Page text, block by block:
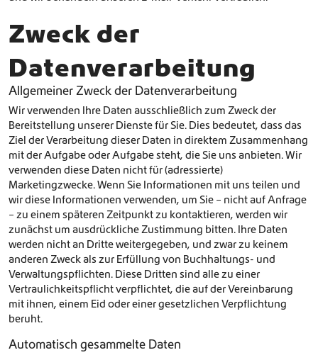
Zweck der
Datenverarbeitung
Allgemeiner Zweck der Datenverarbeitung
Wir verwenden Ihre Daten ausschließlich zum Zweck der
Bereitstellung unserer Dienste für Sie. Dies bedeutet, dass das
Ziel der Verarbeitung dieser Daten in direktem Zusammenhang
mit der Aufgabe oder Aufgabe steht, die Sie uns anbieten. Wir
verwenden diese Daten nicht für (adressierte)
Marketingzwecke. Wenn Sie Informationen mit uns teilen und
wir diese Informationen verwenden, um Sie – nicht auf Anfrage
– zu einem späteren Zeitpunkt zu kontaktieren, werden wir
zunächst um ausdrückliche Zustimmung bitten. Ihre Daten
werden nicht an Dritte weitergegeben, und zwar zu keinem
anderen Zweck als zur Erfüllung von Buchhaltungs- und
Verwaltungspflichten. Diese Dritten sind alle zu einer
Vertraulichkeitspflicht verpflichtet, die auf der Vereinbarung
mit ihnen, einem Eid oder einer gesetzlichen Verpflichtung
beruht.
Automatisch gesammelte Daten